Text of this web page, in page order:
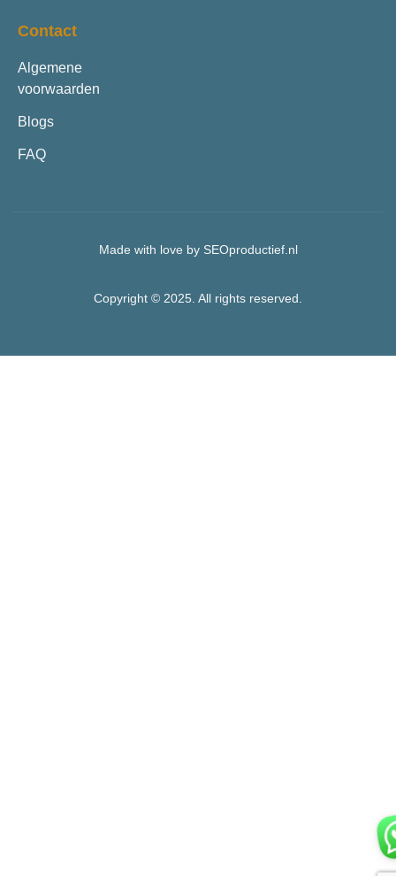
Contact
Algemene
voorwaarden
Blogs
FAQ
Made with love by SEOproductief.nl
Copyright © 2025. All rights reserved.